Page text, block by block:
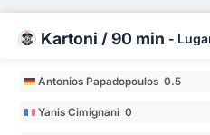
Kartoni / 90 min -
Antonios Papadopoulos 0.5
Yanis Cimignani 0